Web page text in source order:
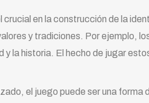
en la construcción de la
y tradiciones. Por ejemplo,
y la historia. El hecho de jugar
el juego puede ser una